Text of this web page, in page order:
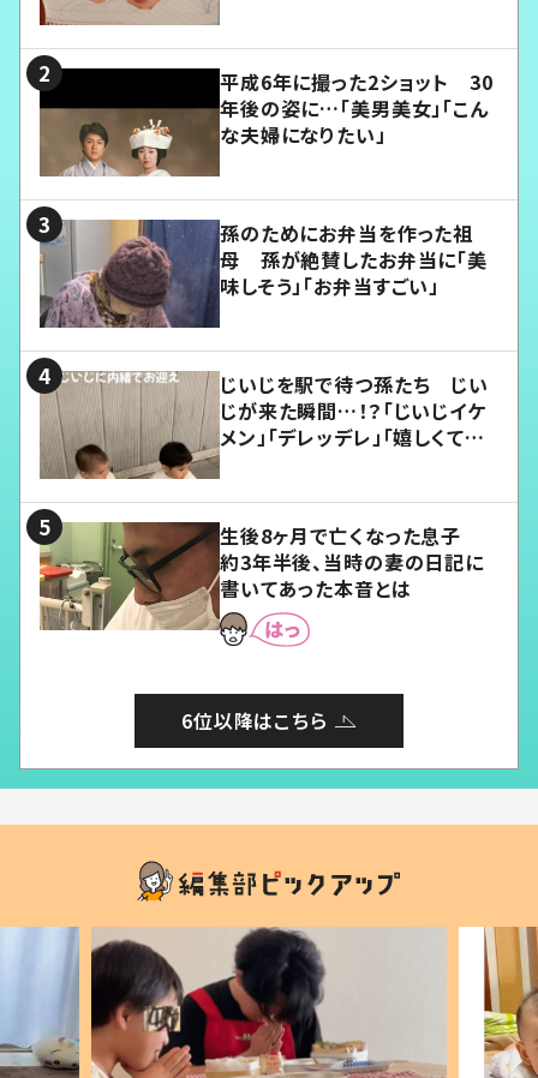
平成6年に撮った2ショット 30
年後の姿に…「美男美女」「こん
な夫婦になりたい」
孫のためにお弁当を作った祖
母 孫が絶賛したお弁当に「美
味しそう」「お弁当すごい」
じいじを駅で待つ孫たち じい
じが来た瞬間…！？「じいじイケ
メン」「デレッデレ」「嬉しくて可
生後8ヶ月で亡くなった息子
約3年半後、当時の妻の日記に
書いてあった本音とは
6位以降はこちら